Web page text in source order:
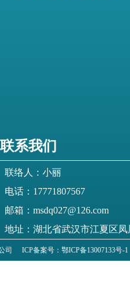
联系我们
联络人：小丽
电话：17771807567
邮箱：msdq027@126.com
地址：湖北省武汉市江夏区凤
司 ICP备案号： 鄂ICP备13007133号-1